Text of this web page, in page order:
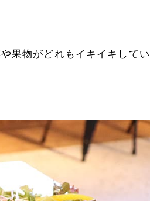
果物がどれもイキイキしてい